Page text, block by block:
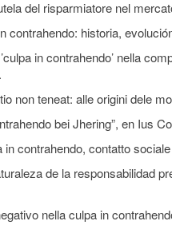
del risparmiatore nel
contrahendo: historia,
in contrahendo’ nella
non teneat: alle origini dele
bei Jhering”, en Ius
in contrahendo, contatto
de la responsabilidad
nella culpa in